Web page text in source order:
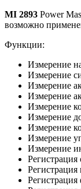
MI 2893 Power
возможно
Функции:
Измерение
Измерение
Измерение
Измерение
Измерение
Измерение
Измерение
Измерение
Измерение
Регистрация